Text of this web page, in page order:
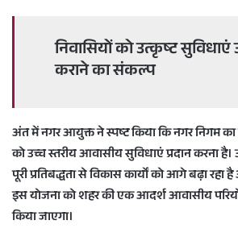
निवासियों को उत्कृष्ट
कराने का संकल्प
अंत में नगर आयुक्त ने स्पष्ट किया कि नगर निगम का
को उच्च स्तरीय आवासीय सुविधाएं प्रदान करना है।
पूरी प्रतिबद्धता से विकास कार्यों को आगे बढ़ा
इस योजना को शहर की एक आदर्श आवासीय
किया जाएगा।